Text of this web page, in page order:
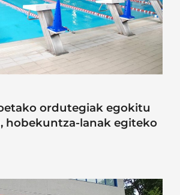
ordutegiak egokitu
hobekuntza-lanak egiteko